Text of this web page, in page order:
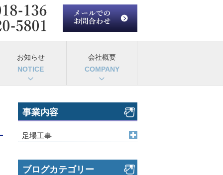
お知らせ 会社概要
事業内容
足場工事
ブログカテゴリー